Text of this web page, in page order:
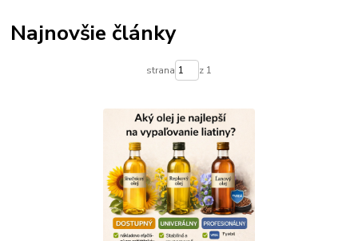
Najnovšie články
strana z 1